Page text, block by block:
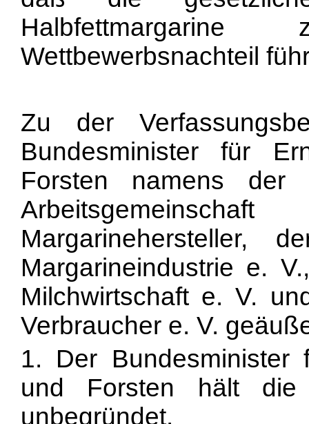
Wettbewerbsnachteil
Zu der
Bundesminister für
Forsten namens der
Margarinehersteller,
Margarineindustrie e.
Milchwirtschaft e. V.
Verbraucher e. V.
1. Der Bundesminister
und Forsten hält die
unbegründet.